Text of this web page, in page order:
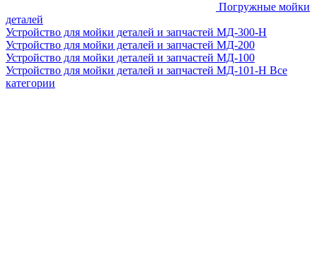
Погружные мойки
деталей
Устройство для мойки деталей и запчастей МД-300-H
Устройство для мойки деталей и запчастей МД-200
Устройство для мойки деталей и запчастей МД-100
Устройство для мойки деталей и запчастей МД-101-Н Все
категории